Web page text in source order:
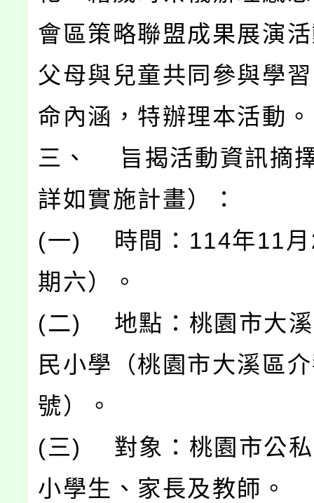
會區策略聯盟成果展演
父母與兒童共同參與學
命內涵，特辦理本活動。
三、 旨揭活動資訊摘
詳如實施計畫）：
(一) 時間：114年11月
期六）。
(二) 地點：桃園市大溪
民小學（桃園市大溪區
號）。
(三) 對象：桃園市公私
小學生、家長及教師。